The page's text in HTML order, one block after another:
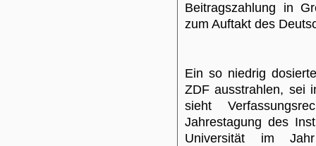
Beitragszahlung in
zum Auftakt des
Ein so niedrig
ZDF ausstrahlen, sei
sieht
Jahrestagung des
Universität im